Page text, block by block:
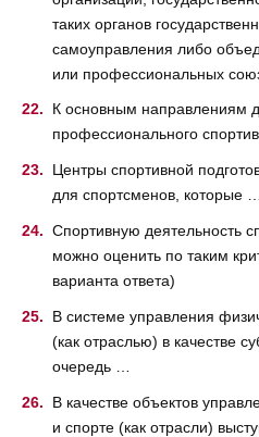
таких органов
самоуправления либо
или профессиональных
К основным направлениям
профессионального
Центры спортивной
для спортсменов, которые …
Спортивную деятельность
можно оценить по таким
варианта ответа)
В системе управления
(как отраслью) в качестве
очередь …
В качестве объектов
и спорте (как отрасли)